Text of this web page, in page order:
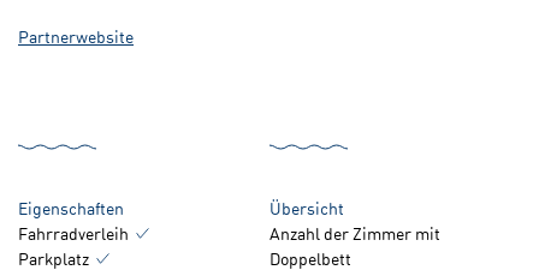
Partnerwebsite
Eigenschaften
Fahrradverleih
Parkplatz
Übersicht
Anzahl der Zimmer mit
Doppelbett